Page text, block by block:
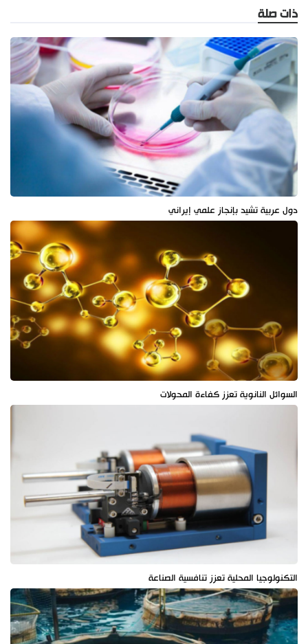
ذات صلة
دول عربية تشيد بإنجاز علمي إيراني
السوائل النانوية تعزز كفاءة المحولات
التكنولوجيا المحلية تعزز تنافسية الصناعة